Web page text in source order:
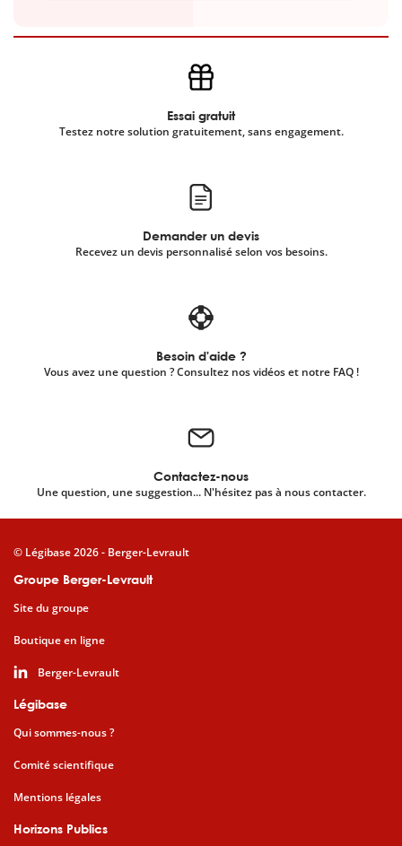
Essai gratuit
Testez notre solution gratuitement, sans engagement.
Demander un devis
Recevez un devis personnalisé selon vos besoins.
Besoin d'aide ?
Vous avez une question ? Consultez nos vidéos et notre FAQ !
Contactez-nous
Une question, une suggestion... N'hésitez pas à nous contacter.
Groupe Berger-Levrault
Site du groupe
Boutique en ligne
Berger-Levrault
Légibase
Qui sommes-nous ?
Comité scientifique
Mentions légales
Horizons Publics
© Légibase 2026 - Berger-Levrault